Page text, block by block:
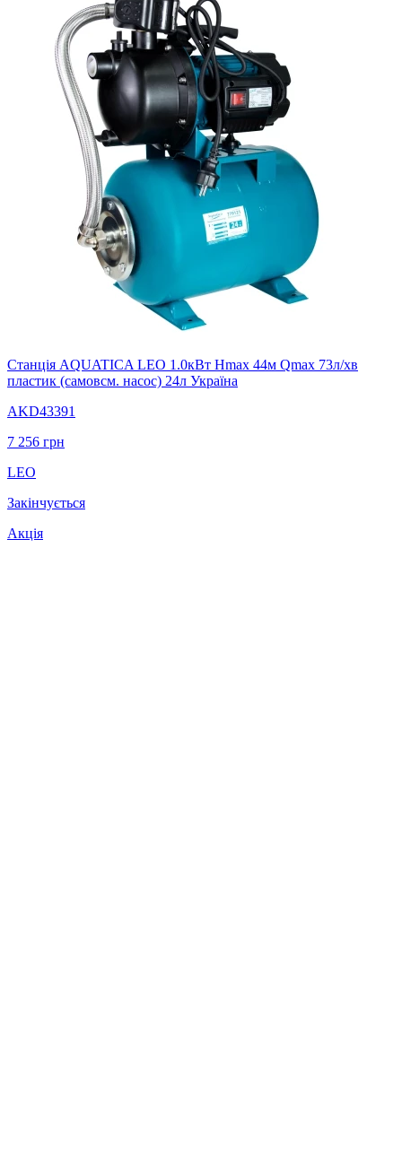
Станція AQUATICA LEO 1.0кВт Hmax 44м Qmax 73л/хв
пластик (самовсм. насос) 24л Україна
AKD43391
7 256 грн
LEO
Закінчується
Акція